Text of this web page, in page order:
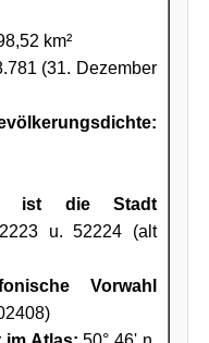
km²
(31. Dezember
ist die Stadt
u. 52224 (alt
Vorwahl